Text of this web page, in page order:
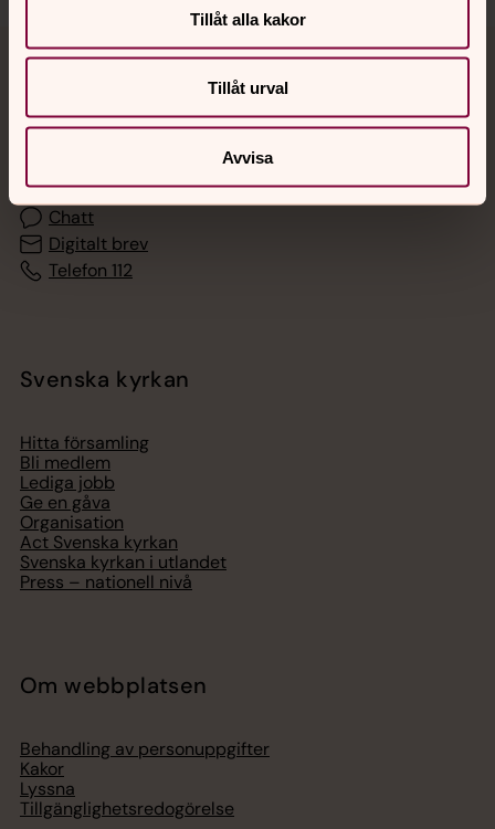
Tillåt alla kakor
Tillåt urval
Avvisa
Jourhavande präst
Akut samtals- och krisstöd. Prata eller chatta anonymt
med en präst på kvällar och nätter.
Chatt
Digitalt brev
Telefon 112
Svenska kyrkan
Hitta församling
Bli medlem
Lediga jobb
Ge en gåva
Organisation
Act Svenska kyrkan
Svenska kyrkan i utlandet
Press – nationell nivå
Om webbplatsen
Behandling av personuppgifter
Kakor
Lyssna
Tillgänglighetsredogörelse